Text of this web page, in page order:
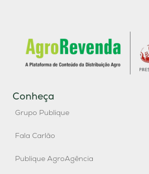
Conheça
Grupo Publique
Fala Carlão
Publique AgroAgência